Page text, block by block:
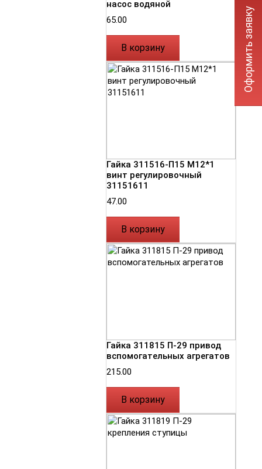
насос водяной
65.00
В корзину
Гайка 311516-П15 М12*1
винт регулировочный
31151611
47.00
В корзину
Гайка 311815 П-29 привод
вспомогательных агрегатов
215.00
В корзину
Оформить заявку